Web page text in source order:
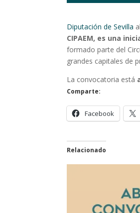
Diputación de Sevilla
CIPAEM, es una
formado parte del
grandes capitales de
La convocatoria está
Comparte:
Facebook
Relacionado